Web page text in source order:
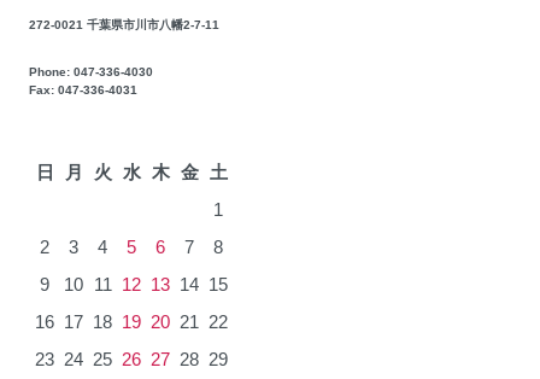
272-0021 千葉県市川市八幡2-7-11
Phone: 047-336-4030
Fax: 047-336-4031
日
月 火 水 木 金
土
1
2
3 4 5 6 7
8
9
10 11 12 13 14 15
16 17 18 19 20 21
22
23 24 25 26 27 28 29